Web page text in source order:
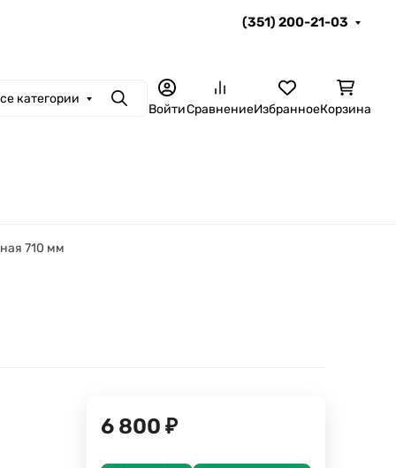
(351) 200-21-03
категории ПоискВойтиСравнениеИзбранноеКорзина
710 мм
6 800 ₽